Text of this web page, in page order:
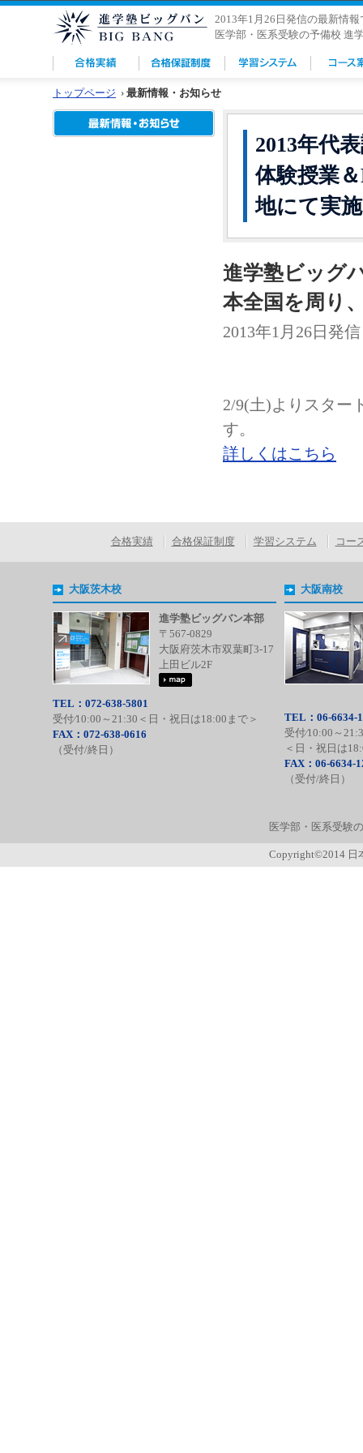
2013年1月26日発信の最新情報
医学部・医系受験の予備校 進
トップページ › 最新情報・お知らせ
2013年代
体験授業
地にて実
進学塾ビッグ
本全国を周り
2013年1月26日発信
2/9(土)よりスター
す。
詳しくはこちら
合格実績 合格保証制度 学習システム コー
大阪茨木校
進学塾ビッグバン本部
〒567-0829
大阪府茨木市双葉町3-17
上田ビル2F
TEL：072-638-5801
受付⁄10:00～21:30＜日・祝日は18:00まで＞
FAX：072-638-0616
（受付/終日）
大阪南校
TEL：06-6634-
受付⁄10:00～
＜日・祝日は
FAX：06-6634-
（受付/終日）
医学部・医系受験
Copyright©2014 日